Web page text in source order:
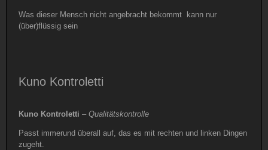
Was dieser Mensch nicht angebracht bekommt kann nur
(über)flüssig sein
Kuno Kontroletti
Kuno Kontroletti – Qualitätskontrolle
Passt immerund überall auf, das es mit rechten und linken Dingen
zugeht.